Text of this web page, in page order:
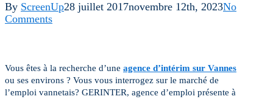
By ScreenUp28 juillet 2017novembre 12th, 2023No
Comments
Vous êtes à la recherche d’une agence d’intérim sur Vannes
ou ses environs ? Vous vous interrogez sur le marché de
l’emploi vannetais? GERINTER, agence d’emploi présente à